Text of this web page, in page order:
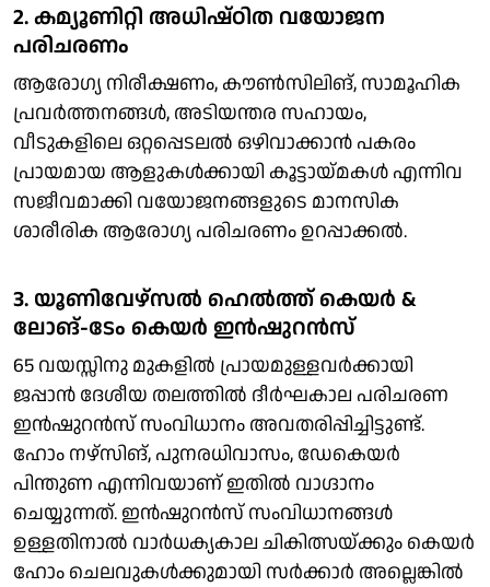
2. കമ്യൂണിറ്റി അധിഷ്ഠിത വയോജന
പരിചരണം
ആരോഗ്യ നിരീക്ഷണം, കൗണ്‍സിലിങ്, സാമൂഹിക
പ്രവര്‍ത്തനങ്ങള്‍, അടിയന്തര സഹായം,
വീടുകളിലെ ഒറ്റപ്പെടലല്‍ ഒഴിവാക്കാന്‍ പകരം
പ്രായമായ ആളുകള്‍ക്കായി കൂട്ടായ്മകള്‍ എന്നിവ
സജീവമാക്കി വയോജനങ്ങളുടെ മാനസിക
ശാരീരിക ആരോഗ്യ പരിചരണം ഉറപ്പാക്കല്‍.
3. യൂണിവേഴ്സല്‍ ഹെല്‍ത്ത് കെയര്‍ &
ലോങ്-ടേം കെയര്‍ ഇന്‍ഷുറന്‍സ്
65 വയസ്സിനു മുകളില്‍ പ്രായമുള്ളവര്‍ക്കായി
ജപ്പാന്‍ ദേശീയ തലത്തില്‍ ദീര്‍ഘകാല പരിചരണ
ഇന്‍ഷുറന്‍സ് സംവിധാനം അവതരിപ്പിച്ചിട്ടുണ്ട്.
ഹോം നഴ്സിങ്, പുനരധിവാസം, ഡേകെയര്‍
പിന്തുണ എന്നിവയാണ് ഇതില്‍ വാഗ്ദാനം
ചെയ്യുന്നത്. ഇന്‍ഷുറന്‍സ് സംവിധാനങ്ങള്‍
ഉള്ളതിനാല്‍ വാര്‍ധക്യകാല ചികിത്സയ്ക്കും കെയര്‍
ഹോം ചെലവുകള്‍ക്കുമായി സര്‍ക്കാര്‍ അല്ലെങ്കില്‍